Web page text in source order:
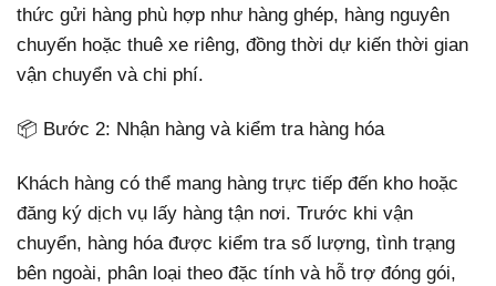
thức gửi hàng phù hợp như hàng ghép, hàng nguyên
chuyến hoặc thuê xe riêng, đồng thời dự kiến thời gian
vận chuyển và chi phí.
📦 Bước 2: Nhận hàng và kiểm tra hàng hóa
Khách hàng có thể mang hàng trực tiếp đến kho hoặc
đăng ký dịch vụ lấy hàng tận nơi. Trước khi vận
chuyển, hàng hóa được kiểm tra số lượng, tình trạng
bên ngoài, phân loại theo đặc tính và hỗ trợ đóng gói,